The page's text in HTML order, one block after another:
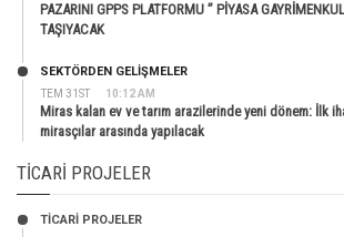
PAZARINI GPPS PLATFORMU ” PİYASA
TAŞIYACAK
TEM 31ST 10:12 AM
SEKTÖRDEN GELIŞMELER
Miras kalan ev ve tarım arazilerinde yeni dönem: İlk
mirasçılar arasında yapılacak
TICARI PROJELER
TİCARİ PROJELER